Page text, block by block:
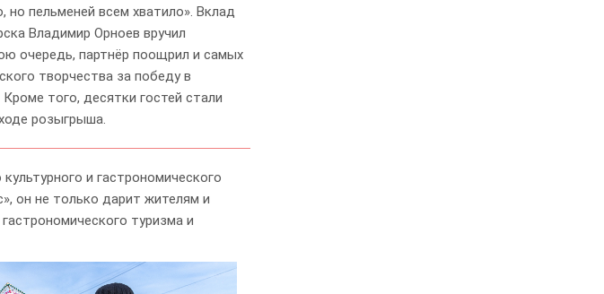
пельменей всем хватило». Вклад
Владимир Орноев вручил
очередь, партнёр поощрил и самых
творчества за победу в
того, десятки гостей стали
розыгрыша.
и гастрономического
он не только дарит жителям и
туризма и